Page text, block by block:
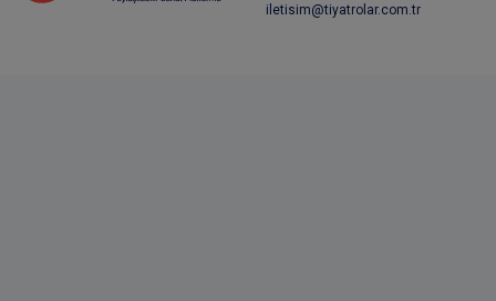
iletisim@tiyatrolar.com.tr